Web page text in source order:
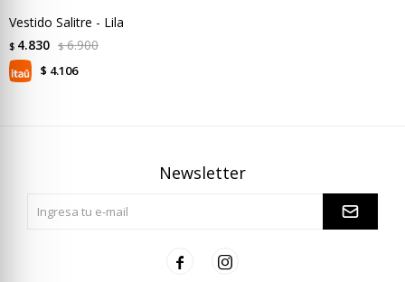
Vestido Salitre - Lila
$ 4.830 $ 6.900
$ 4.106
Newsletter
 